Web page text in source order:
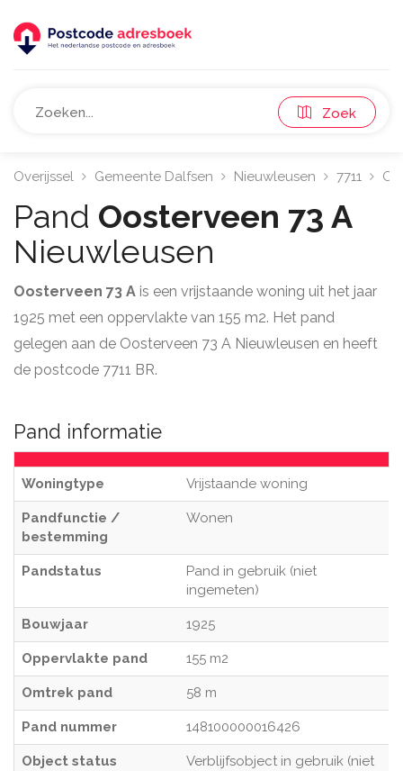
Zoek
Overijssel Gemeente Dalfsen Nieuwleusen 7711
Pand Oosterveen 73 A
Nieuwleusen
Oosterveen 73 A is een vrijstaande woning uit het jaar
1925 met een oppervlakte van 155 m2. Het pand
gelegen aan de Oosterveen 73 A Nieuwleusen en heeft
de postcode 7711 BR.
Pand informatie
Woningtype Vrijstaande woning
Pandfunctie /
bestemming
Wonen
Pandstatus
Pand in gebruik (niet
ingemeten)
Bouwjaar 1925
Oppervlakte pand 155 m2
Omtrek pand 58 m
Pand nummer 148100000016426
Object status
Verblijfsobject in gebruik (niet